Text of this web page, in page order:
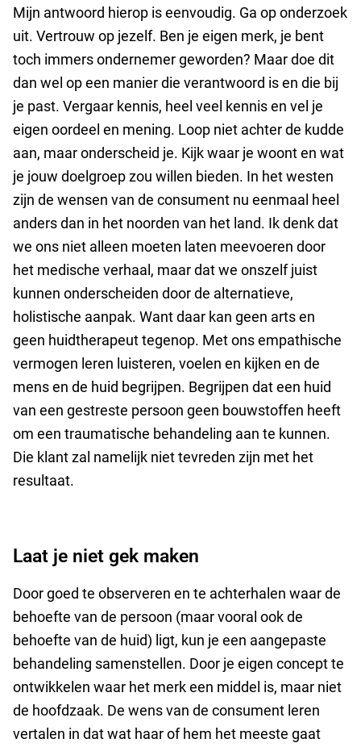
Mijn antwoord hierop is eenvoudig. Ga op onderzoek
uit. Vertrouw op jezelf. Ben je eigen merk, je bent
toch immers ondernemer geworden? Maar doe dit
dan wel op een manier die verantwoord is en die bij
je past. Vergaar kennis, heel veel kennis en vel je
eigen oordeel en mening. Loop niet achter de kudde
aan, maar onderscheid je. Kijk waar je woont en wat
je jouw doelgroep zou willen bieden. In het westen
zijn de wensen van de consument nu eenmaal heel
anders dan in het noorden van het land. Ik denk dat
we ons niet alleen moeten laten meevoeren door
het medische verhaal, maar dat we onszelf juist
kunnen onderscheiden door de alternatieve,
holistische aanpak. Want daar kan geen arts en
geen huidtherapeut tegenop. Met ons empathische
vermogen leren luisteren, voelen en kijken en de
mens en de huid begrijpen. Begrijpen dat een huid
van een gestreste persoon geen bouwstoffen heeft
om een traumatische behandeling aan te kunnen.
Die klant zal namelijk niet tevreden zijn met het
resultaat.
Laat je niet gek maken
Door goed te observeren en te achterhalen waar de
behoefte van de persoon (maar vooral ook de
behoefte van de huid) ligt, kun je een aangepaste
behandeling samenstellen. Door je eigen concept te
ontwikkelen waar het merk een middel is, maar niet
de hoofdzaak. De wens van de consument leren
vertalen in dat wat haar of hem het meeste gaat